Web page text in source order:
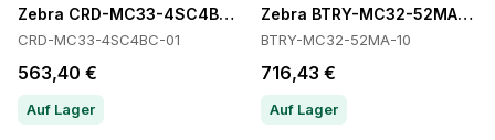
Zebra CRD-MC33-4SC4BC-01 Cradles
CRD-MC33-4SC4BC-01
563,40 €
Auf Lager
Zebra BTRY-MC32-52MA-10
BTRY-MC32-52MA-10
716,43 €
Auf Lager